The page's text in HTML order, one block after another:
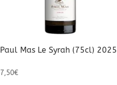
Paul Mas Le Syrah (75cl) 2025
7,50€